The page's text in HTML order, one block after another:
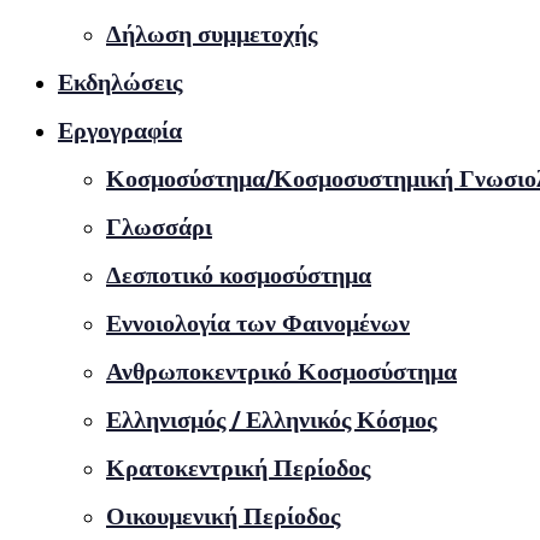
Δήλωση συμμετοχής
Εκδηλώσεις
Εργογραφία
Κοσμοσύστημα/Κοσμοσυστημική
Γλωσσάρι
Δεσποτικό κοσμοσύστημα
Εννοιολογία των Φαινομένων
Ανθρωποκεντρικό Κοσμοσύστημα
Ελληνισμός / Ελληνικός Κόσμος
Κρατοκεντρική Περίοδος
Οικουμενική Περίοδος